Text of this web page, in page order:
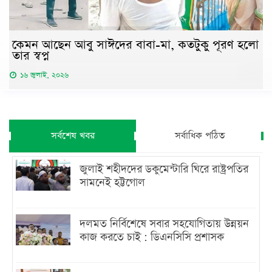
কেমন আছেন আবু সাঈদের বাবা-মা, কতটুকু পূরণ হলো
তার স্বপ্ন
১৬ জুলাই, ২০২৬
সর্বশেষ খবর সর্বাধিক পঠিত
জুলাই শহীদদের ডকুমেন্টারি ঘিরে রাষ্ট্রপতির
সামনেই হট্টগোল
দলমত নির্বিশেষে সবার সহযোগিতায় উন্নয়ন
কাজ করতে চাই : ডিএনসিসি প্রশাসক